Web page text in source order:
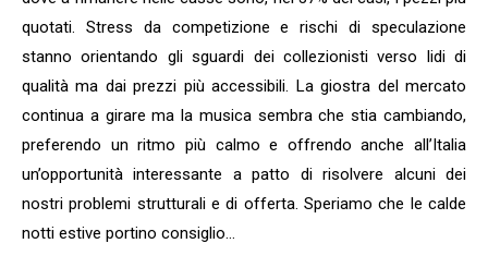
quotati. Stress da competizione e rischi di speculazione
stanno orientando gli sguardi dei collezionisti verso lidi di
qualità ma dai prezzi più accessibili. La giostra del mercato
continua a girare ma la musica sembra che stia cambiando,
preferendo un ritmo più calmo e offrendo anche all’Italia
un’opportunità interessante a patto di risolvere alcuni dei
nostri problemi strutturali e di offerta. Speriamo che le calde
notti estive portino consiglio…